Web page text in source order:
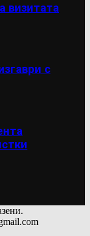
визитата
с